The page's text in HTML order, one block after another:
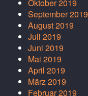
Oktober 2019
September 2019
August 2019
Juli 2019
Juni 2019
Mai 2019
April 2019
März 2019
Februar 2019